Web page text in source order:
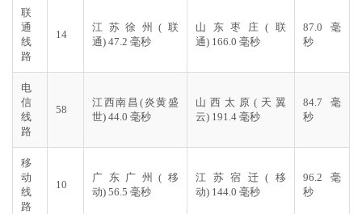
联
通
线
路
14
江苏徐州(联
通) 47.2 毫秒
山东枣庄(联
通) 166.0 毫秒
87.0 毫
秒
电
信
线
路
58
江西南昌(炎黄盛
世) 44.0 毫秒
山西太原(天翼
云) 191.4 毫秒
84.7 毫
秒
移
动
线
路
10
广东广州(移
动) 56.5 毫秒
江苏宿迁(移
动) 144.0 毫秒
96.2 毫
秒